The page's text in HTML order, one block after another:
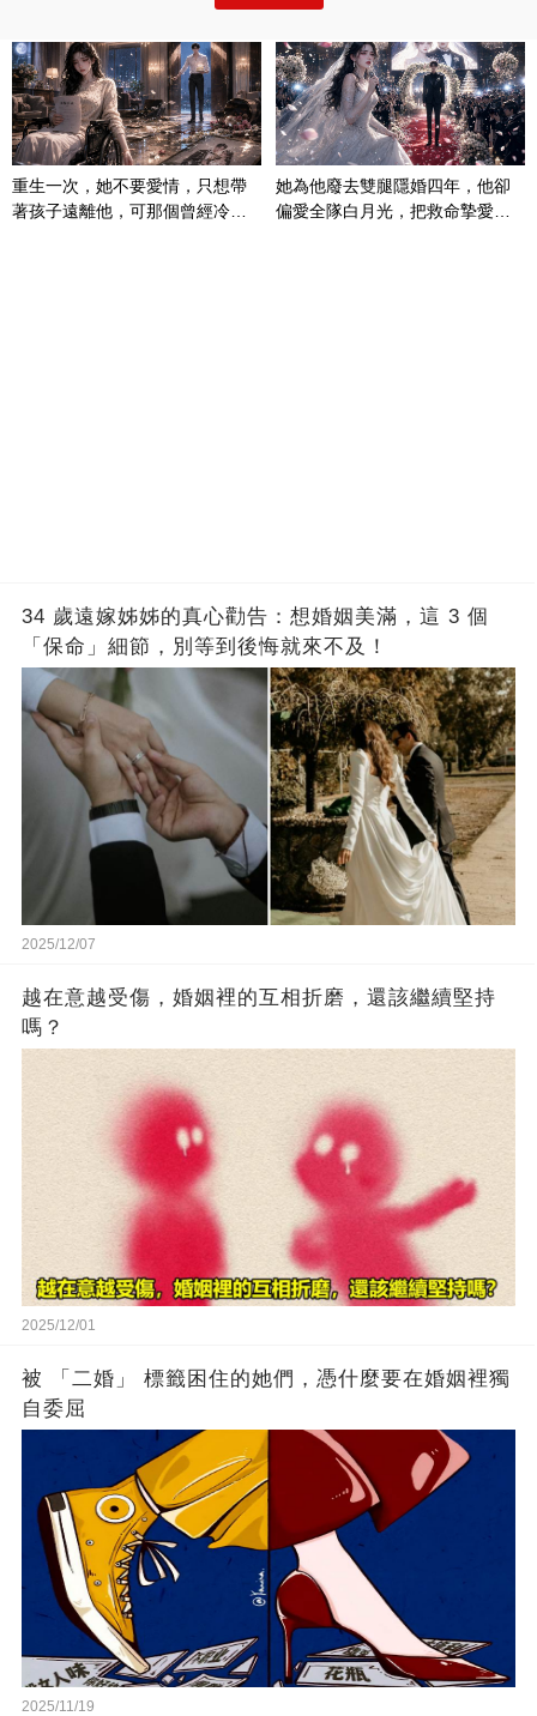
重生一次，她不要愛情，只想帶
著孩子遠離他，可那個曾經冷漠
她為他廢去雙腿隱婚四年，他卻
偏愛全隊白月光，把救命摯愛當
34 歲遠嫁姊姊的真心勸告：想婚姻美滿，這 3 個
「保命」細節，別等到後悔就來不及！
2025/12/07
越在意越受傷，婚姻裡的互相折磨，還該繼續堅持
嗎？
2025/12/01
被 「二婚」 標籤困住的她們，憑什麼要在婚姻裡獨
自委屈
2025/11/19